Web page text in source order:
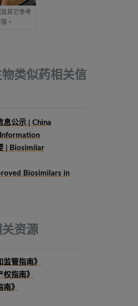
其它参考
。
类似药相关信
息公示 | China
| Biosimilar
Biosimilars in
资源
管指南》
指南》
》